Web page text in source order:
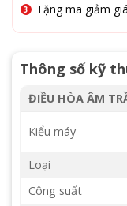
Tặng mã giảm
Thông số kỹ
ĐIỀU HÒA ÂM
Kiểu máy
Loại
Công suất